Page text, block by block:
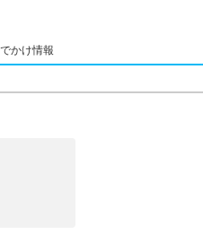
かけ情報